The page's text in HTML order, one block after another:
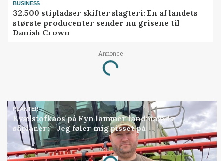
BUSINESS
32.500 stipladser skifter slagteri: En af landets
største producenter sender nu grisene til
Danish Crown
Annonce
Loading...
PLANTER
Kvælstofkaos på Fyn lammer landmænds
såplaner: - Jeg føler mig pisset på
Annonce